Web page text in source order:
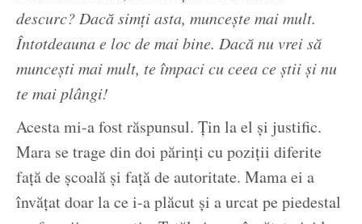
descurc? Dacă simți asta, muncește mai mult.
Întotdeauna e loc de mai bine. Dacă nu vrei să
muncești mai mult, te împaci cu ceea ce știi și nu
te mai plângi!
Acesta mi-a fost răspunsul. Țin la el și justific.
Mara se trage din doi părinți cu poziții diferite
față de școală și față de autoritate. Mama ei a
învățat doar la ce i-a plăcut și a urcat pe piedestal